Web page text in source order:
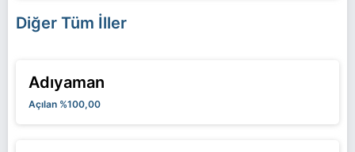
Diğer Tüm İller
Adıyaman
Açılan %100,00